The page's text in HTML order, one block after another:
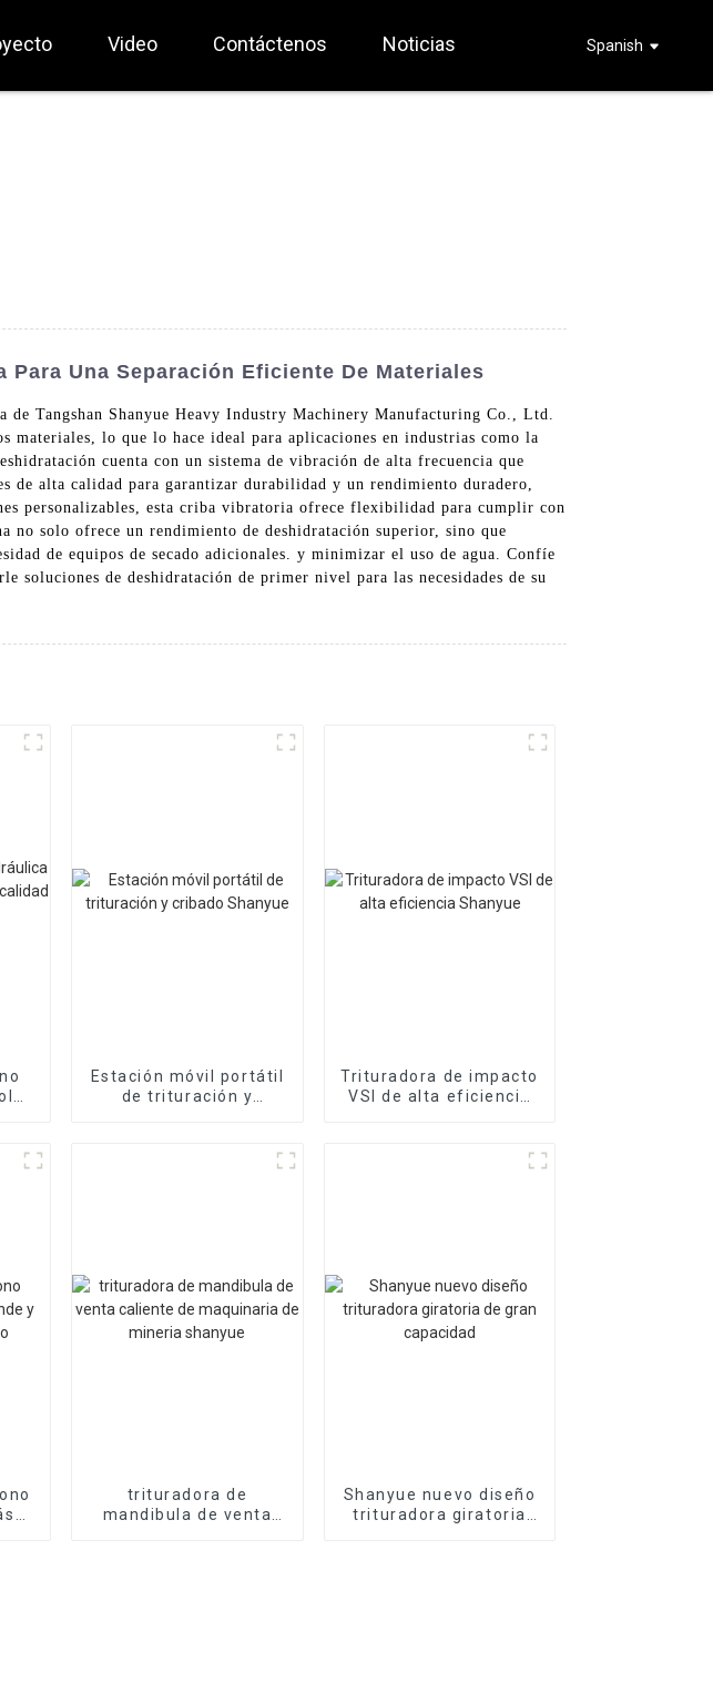
Video Contáctenos Noticias Spanish
Una Separación Eficiente De Materiales
Tangshan Shanyue Heavy Industry Machinery Manufacturing Co., Ltd.
materiales, lo que lo hace ideal para aplicaciones en industrias como la
cuenta con un sistema de vibración de alta frecuencia que
de alta calidad para garantizar durabilidad y un rendimiento duradero,
personalizables, esta criba vibratoria ofrece flexibilidad para cumplir con
no solo ofrece un rendimiento de deshidratación superior, sino que
de equipos de secado adicionales. y minimizar el uso de agua. Confíe
de deshidratación de primer nivel para las necesidades de su
Estación móvil portátil
de trituración y
Trituradora de impacto
VSI de alta eficiencia
trituradora de
mandibula de venta
Shanyue nuevo diseño
trituradora giratoria